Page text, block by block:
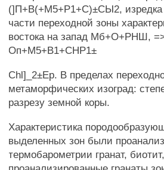
(]П+В(+М5+Р1+С)±СЫ2, изредка
части переходной зоны
востока на запад Мб+О+РНШ,
Оп+М5+В1+СНР1±
Chl]_2±Ep. В пределах
метаморфических изоград:
разрезу земной коры.
Характеристика
выделенных зон были
термобарометрии гранат,